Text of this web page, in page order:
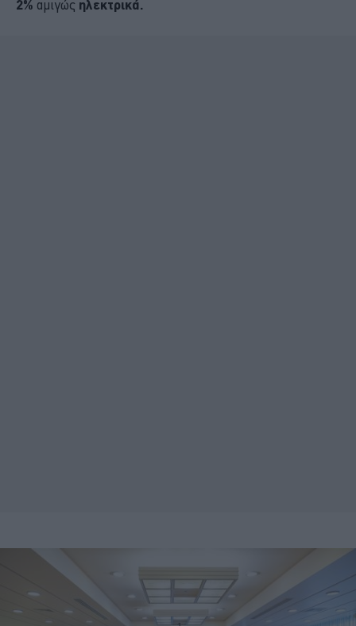
2% αμιγώς ηλεκτρικά.